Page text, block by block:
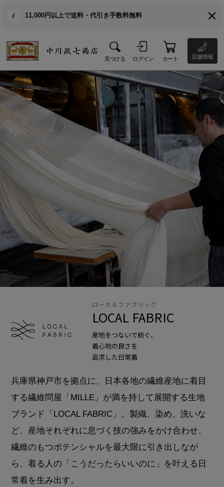
11,000円以上で送料・代引き手数料無料
見つける ログイン カート 店舗情報
ローカルファブリック
LOCAL FABRIC
産地をつないで紡ぐ、
着心地の良さを
追求した日常着
兵庫県神戸市を拠点に、日本各地の繊維産地に着目
する繊維問屋「MILLE」が満を持して展開する生地
ブランド「LOCAL FABRIC」。製織、染め、洗いな
ど、産地それぞれに息づく技の強みをかけ合わせ、
繊維のもつポテンシャルを最大限に引き出しなが
ら、着る人の「こうだったらいいのに」を叶える日
常着を生み出す。